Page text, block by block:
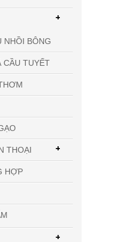
NHỒI BÔNG
CẦU TUYẾT
THOẠI +
HỢP
+
+